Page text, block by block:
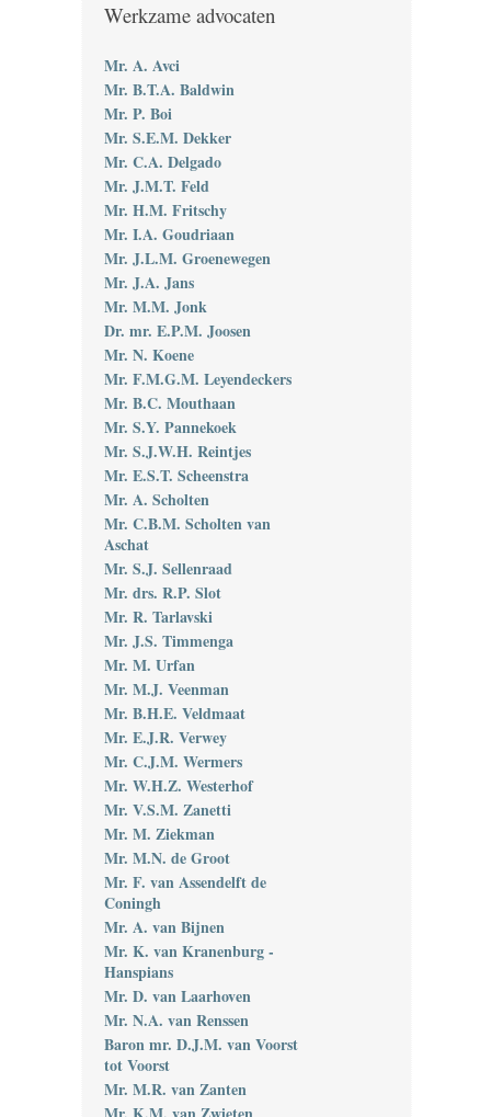
Werkzame advocaten
Mr. A. Avci
Mr. B.T.A. Baldwin
Mr. P. Boi
Mr. S.E.M. Dekker
Mr. C.A. Delgado
Mr. J.M.T. Feld
Mr. H.M. Fritschy
Mr. I.A. Goudriaan
Mr. J.L.M. Groenewegen
Mr. J.A. Jans
Mr. M.M. Jonk
Dr. mr. E.P.M. Joosen
Mr. N. Koene
Mr. F.M.G.M. Leyendeckers
Mr. B.C. Mouthaan
Mr. S.Y. Pannekoek
Mr. S.J.W.H. Reintjes
Mr. E.S.T. Scheenstra
Mr. A. Scholten
Mr. C.B.M. Scholten van
Aschat
Mr. S.J. Sellenraad
Mr. drs. R.P. Slot
Mr. R. Tarlavski
Mr. J.S. Timmenga
Mr. M. Urfan
Mr. M.J. Veenman
Mr. B.H.E. Veldmaat
Mr. E.J.R. Verwey
Mr. C.J.M. Wermers
Mr. W.H.Z. Westerhof
Mr. V.S.M. Zanetti
Mr. M. Ziekman
Mr. M.N. de Groot
Mr. F. van Assendelft de
Coningh
Mr. A. van Bijnen
Mr. K. van Kranenburg -
Hanspians
Mr. D. van Laarhoven
Mr. N.A. van Renssen
Baron mr. D.J.M. van Voorst
tot Voorst
Mr. M.R. van Zanten